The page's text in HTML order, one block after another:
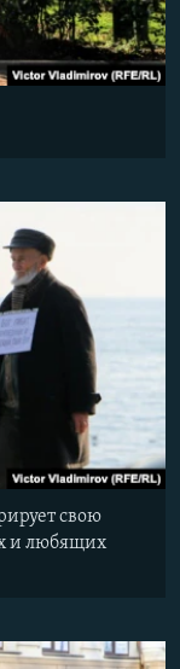
свою
и любящих